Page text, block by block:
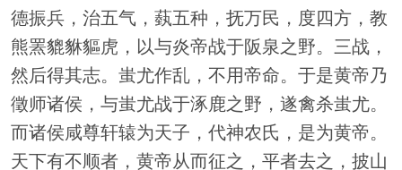
德振兵，治五气，蓺五种，抚万民，度四方，教
熊罴貔貅貙虎，以与炎帝战于阪泉之野。三战，
然后得其志。蚩尤作乱，不用帝命。于是黄帝乃
徵师诸侯，与蚩尤战于涿鹿之野，遂禽杀蚩尤。
而诸侯咸尊轩辕为天子，代神农氏，是为黄帝。
天下有不顺者，黄帝从而征之，平者去之，披山